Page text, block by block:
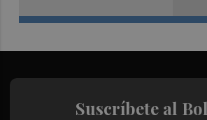
Suscríbete al